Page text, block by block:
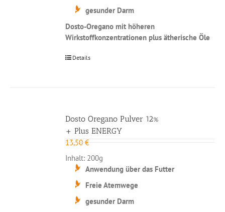
gesunder Darm
Dosto-Oregano mit höheren
Wirkstoffkonzentrationen plus ätherische Öle
Details
Dosto Oregano Pulver 12%
+ Plus ENERGY
13,50€
Inhalt: 200g
Anwendung über das Futter
Freie Atemwege
gesunder Darm